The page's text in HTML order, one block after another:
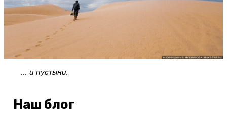
... и пустыни.
Наш блог